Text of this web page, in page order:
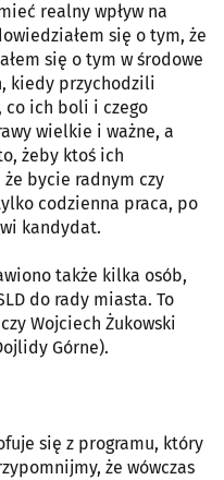
realny wpływ na
się o tym, że
się o tym w środowe
kiedy przychodzili
ich boli i czego
wielkie i ważne, a
żeby ktoś ich
że bycie radnym czy
codzienna praca, po
kandydat.
także kilka osób,
do rady miasta. To
Wojciech Żukowski
Górne).
się z programu, który
że wówczas